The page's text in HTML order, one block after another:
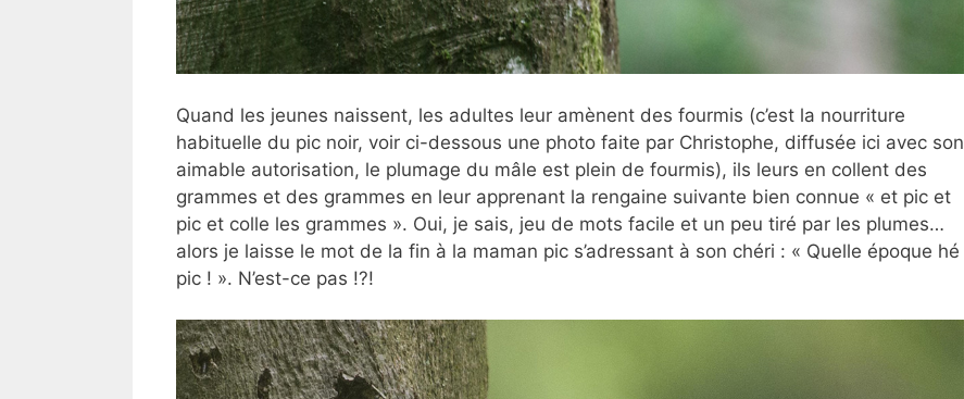
Quand les jeunes naissent, les adultes leur amènent des fourmis (c’est la nourriture
habituelle du pic noir, voir ci-dessous une photo faite par Christophe, diffusée ici avec son
aimable autorisation, le plumage du mâle est plein de fourmis), ils leurs en collent des
grammes et des grammes en leur apprenant la rengaine suivante bien connue « et pic et
pic et colle les grammes ». Oui, je sais, jeu de mots facile et un peu tiré par les plumes…
alors je laisse le mot de la fin à la maman pic s’adressant à son chéri : « Quelle époque hé
pic ! ». N’est-ce pas !?!